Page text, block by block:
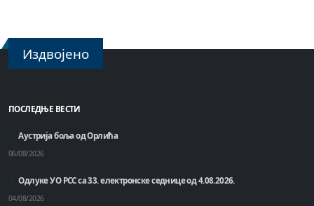
Издвојено
ПОСЛЕДЊЕ ВЕСТИ
Аустрија боља од Орлића
06/08/2026
Одлуке УО РСС са 33. електронске седнице од 4.08.2026.
04/08/2026